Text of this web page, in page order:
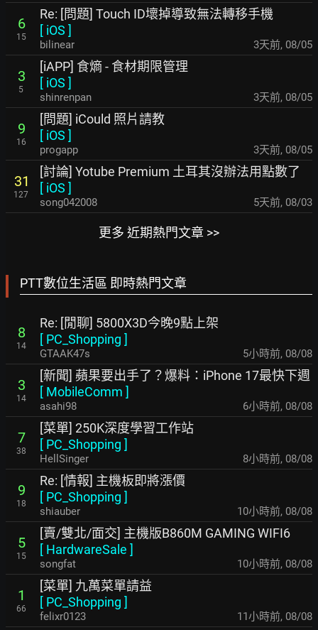
6
15
Re: [問題] Touch ID壞掉導致無法轉移手機
[ iOS ]
bilinear 3天前, 08/05
3
5
[iAPP] 食熵 - 食材期限管理
[ iOS ]
shinrenpan 3天前, 08/05
9
16
[問題] iCould 照片請教
[ iOS ]
progapp 3天前, 08/05
31
127
[討論] Yotube Premium 土耳其沒辦法用點數了
[ iOS ]
song042008 5天前, 08/03
更多 近期熱門文章 >>
PTT數位生活區 即時熱門文章
8
14
Re: [閒聊] 5800X3D今晚9點上架
[ PC_Shopping ]
GTAAK47s 5小時前, 08/08
3
14
[新聞] 蘋果要出手了？爆料：iPhone 17最快下週
[ MobileComm ]
asahi98 6小時前, 08/08
7
38
[菜單] 250K深度學習工作站
[ PC_Shopping ]
HellSinger 8小時前, 08/08
9
18
Re: [情報] 主機板即將漲價
[ PC_Shopping ]
shiauber 10小時前, 08/08
5
15
[賣/雙北/面交] 主機版B860M GAMING WIFI6
[ HardwareSale ]
songfat 10小時前, 08/08
1
66
[菜單] 九萬菜單請益
[ PC_Shopping ]
felixr0123 11小時前, 08/08